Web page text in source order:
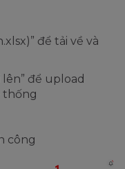
để tải về và
để upload
thống
công